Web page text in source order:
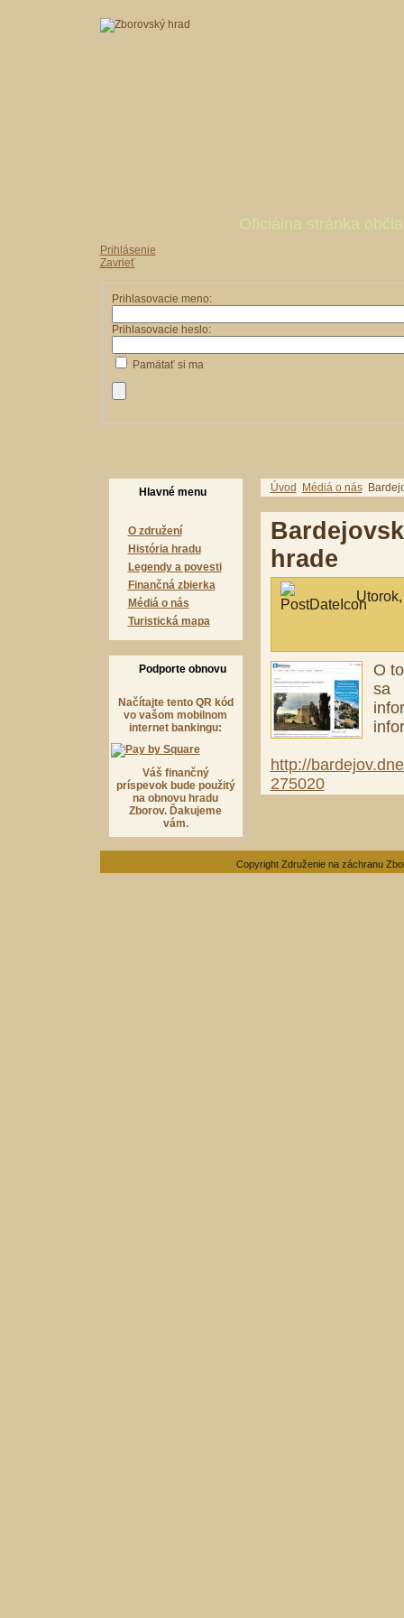
Oficiálna stránka
Prihlásenie
Zavrieť
Prihlasovacie meno:
Prihlasovacie heslo:
Pamätať si ma
Hlavné menu
O združení
História hradu
Legendy a povesti
Finančná zbierka
Médiá o nás
Turistická mapa
Podporte obnovu
Načítajte tento QR kód
vo vašom mobilnom
internet bankingu:
Váš finančný
príspevok bude použitý
na obnovu hradu
Zborov. Ďakujeme
vám.
Úvod Médiá o nás
hrade
O
sa
http://
275020
Copyright Združenie na záchranu